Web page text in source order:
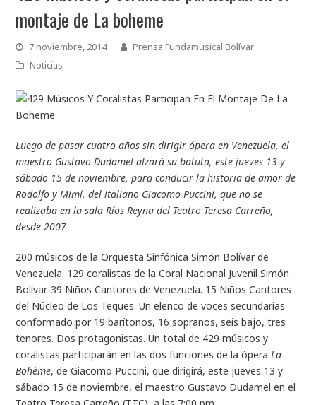
montaje de La boheme
7 noviembre, 2014
Prensa Fundamusical Bolívar
Noticias
Luego de pasar cuatro años sin dirigir ópera en Venezuela, el
maestro Gustavo Dudamel alzará su batuta, este jueves 13 y
sábado 15 de noviembre, para conducir la historia de amor de
Rodolfo y Mimí, del italiano Giacomo Puccini, que no se
realizaba en la sala Ríos Reyna del Teatro Teresa Carreño,
desde 2007
200 músicos de la Orquesta Sinfónica Simón Bolívar de
Venezuela. 129 coralistas de la Coral Nacional Juvenil Simón
Bolívar. 39 Niños Cantores de Venezuela. 15 Niños Cantores
del Núcleo de Los Teques. Un elenco de voces secundarias
conformado por 19 barítonos, 16 sopranos, seis bajo, tres
tenores. Dos protagonistas. Un total de 429 músicos y
coralistas participarán en las dos funciones de la óperaLa
Bohème, de Giacomo Puccini, que dirigirá, este jueves 13 y
sábado 15 de noviembre, el maestro Gustavo Dudamel en el